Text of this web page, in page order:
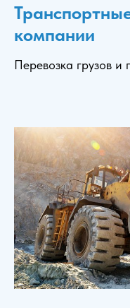
компании
Перевозка грузов и